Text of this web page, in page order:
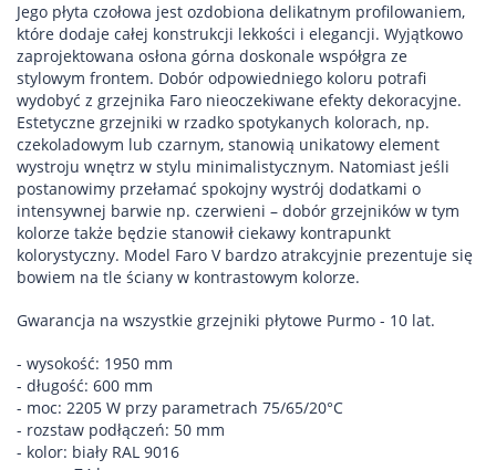
Jego płyta czołowa jest ozdobiona delikatnym profilowaniem,
które dodaje całej konstrukcji lekkości i elegancji. Wyjątkowo
zaprojektowana osłona górna doskonale współgra ze
stylowym frontem. Dobór odpowiedniego koloru potrafi
wydobyć z grzejnika Faro nieoczekiwane efekty dekoracyjne.
Estetyczne grzejniki w rzadko spotykanych kolorach, np.
czekoladowym lub czarnym, stanowią unikatowy element
wystroju wnętrz w stylu minimalistycznym. Natomiast jeśli
postanowimy przełamać spokojny wystrój dodatkami o
intensywnej barwie np. czerwieni – dobór grzejników w tym
kolorze także będzie stanowił ciekawy kontrapunkt
kolorystyczny. Model Faro V bardzo atrakcyjnie prezentuje się
bowiem na tle ściany w kontrastowym kolorze.
Gwarancja na wszystkie grzejniki płytowe Purmo - 10 lat.
- wysokość: 1950 mm
- długość: 600 mm
- moc: 2205 W przy parametrach 75/65/20°C
- rozstaw podłączeń: 50 mm
- kolor: biały RAL 9016